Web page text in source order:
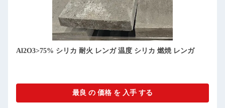
耐火性のある高アルミナシリカレンガ
最良 の 価格 を 入手 する